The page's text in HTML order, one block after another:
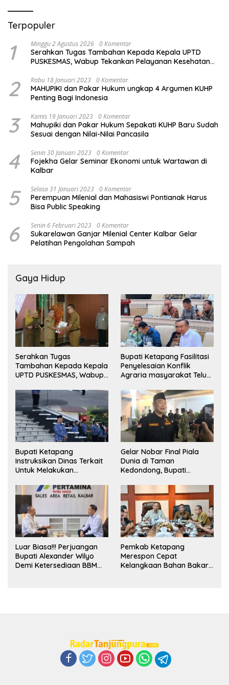
Terpopuler
1 Minggu 2 Agustus 2026 0 Komentar
Serahkan Tugas Tambahan Kepada Kepala UPTD
PUSKESMAS, Wabup Tekankan Pelayanan Kesehatan
2 Rabu 18 Januari 2023 0 Komentar
MAHUPIKI dan Pakar Hukum ungkap 4 Argumen KUHP
Penting Bagi Indonesia
3 Kamis 19 Januari 2023 0 Komentar
Mahupiki dan Pakar Hukum Sepakati KUHP Baru Sudah
Sesuai dengan Nilai-Nilai Pancasila
4 Senin 30 Januari 2023 0 Komentar
Fojekha Gelar Seminar Ekonomi untuk Wartawan di
Kalbar
5 Selasa 31 Januari 2023 0 Komentar
Perempuan Milenial dan Mahasiswi Pontianak Harus
Bisa Public Speaking
6 Senin 6 Februari 2023 0 Komentar
Sukarelawan Ganjar Milenial Center Kalbar Gelar
Pelatihan Pengolahan Sampah
Gaya Hidup
Serahkan Tugas
Tambahan Kepada Kepala
UPTD PUSKESMAS, Wabup
Kesehatan Harus Semakin
Baik
Bupati Ketapang Fasilitasi
Penyelesaian Konflik
Agraria masyarakat Teluk
Bersama Komisi II DPR RI
Bupati Ketapang
Instruksikan Dinas Terkait
Untuk Melakukan
Terkait Persoalan
BBM/LPG Subsidi
Gelar Nobar Final Piala
Dunia di Taman
Kedondong, Bupati
Argentina Juara!
Luar Biasa!!! Perjuangan
Bupati Alexander Wilyo
Demi Ketersediaan BBM
Pemkab Ketapang
Merespon Cepat
Kelangkaan Bahan Bakar